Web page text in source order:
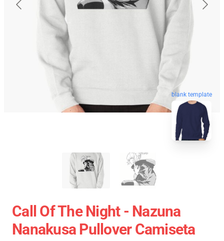
blank template
Call Of The Night - Nazuna
Nanakusa Pullover Camiseta